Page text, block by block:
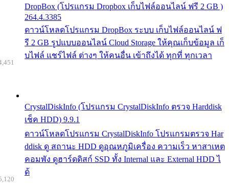
DropBox (โปรแกรม Dropbox เก็บไฟล์ออนไลน์ ฟรี 2 GB )
264.4.3385
ดาวน์โหลดโปรแกรม DropBox ระบบ เก็บไฟล์ออนไลน์ ฟ
รี 2 GB รูปแบบออนไลน์ Cloud Storage ให้คุณเก็บข้อมูล เก็
บไฟล์ แชร์ไฟล์ ต่างๆ ให้คนอื่น เข้าถึงได้ ทุกที่ ทุกเวลา
CrystalDiskInfo (โปรแกรม CrystalDiskInfo ตรวจ Harddisk
เช็ค HDD) 9.9.1
ดาวน์โหลดโปรแกรม CrystalDiskInfo โปรแกรมตรวจ Har
ddisk ดู สถานะ HDD ดูอุณหภูมิเครื่อง ความเร็ว หาสาเหต
คอมพัง ดูฮาร์ดดิสก์ SSD ทั้ง Internal และ External HDD ไ
ด้